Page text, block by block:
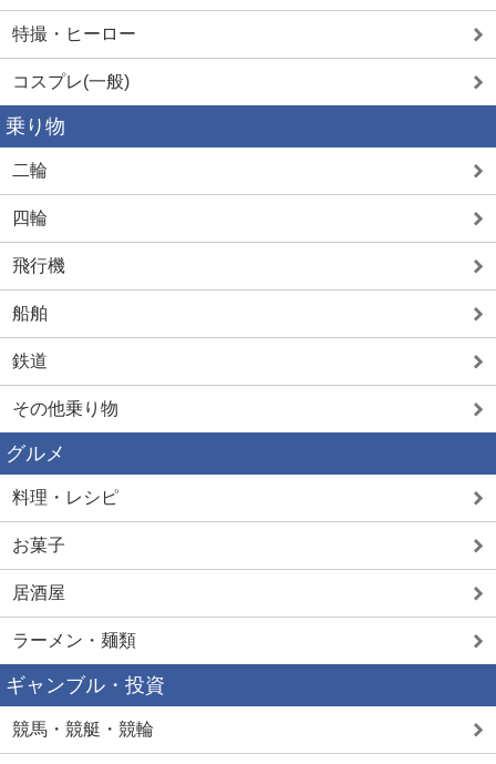
特撮・ヒーロー
コスプレ(一般)
乗り物
二輪
四輪
飛行機
船舶
鉄道
その他乗り物
グルメ
料理・レシピ
お菓子
居酒屋
ラーメン・麺類
ギャンブル・投資
競馬・競艇・競輪